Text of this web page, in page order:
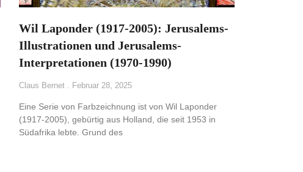
Wil Laponder (1917-2005): Jerusalems-
Illustrationen und Jerusalems-
Interpretationen (1970-1990)
Claus Bernet Februar 28, 2025
Eine Serie von Farbzeichnung ist von Wil Laponder
(1917-2005), gebürtig aus Holland, die seit 1953 in
Südafrika lebte. Grund des